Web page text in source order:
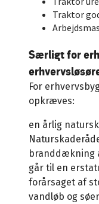
Traktor
Særligt for
For
opkræves:
en årlig
branddækning
går til en
forårsaget af
vandløb og